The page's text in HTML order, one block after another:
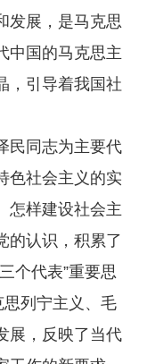
发展，是马克思
中国的马克思主
，引导着我国社
民同志为主要代
色社会主义的实
怎样建设社会主
的认识，积累了
个代表”重要思
思列宁主义、毛
展，反映了当代